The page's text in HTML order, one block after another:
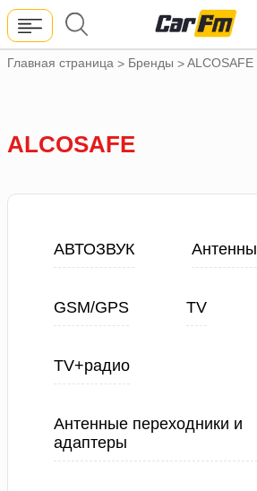
Главная страница > Бренды >ALCOSAFE
ALCOSAFE
АВТОЗВУК Антенны
GSM/GPS TV
TV+радио
Антенные переходники и
адаптеры